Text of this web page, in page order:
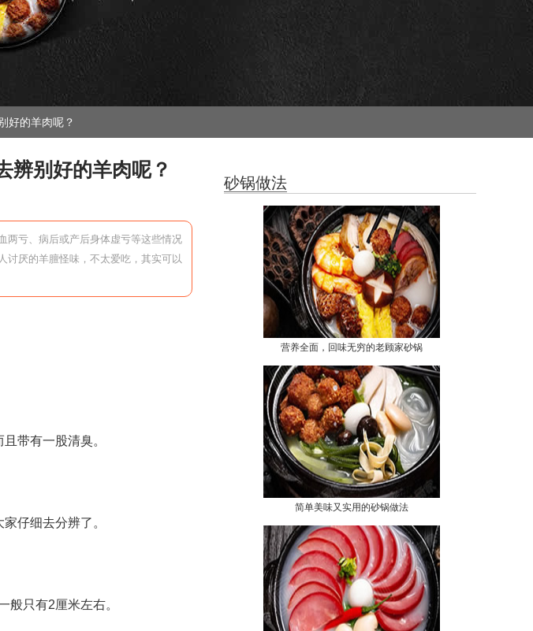
好的羊肉呢？
辨别好的羊肉呢？
两亏、病后或产后身体虚亏等这些情况
讨厌的羊膻怪味，不太爱吃，其实可以
带有一股清臭。
仔细去分辨了。
般只有2厘米左右。
砂锅做法
营养全面，回味无穷的老顾家砂锅
简单美味又实用的砂锅做法